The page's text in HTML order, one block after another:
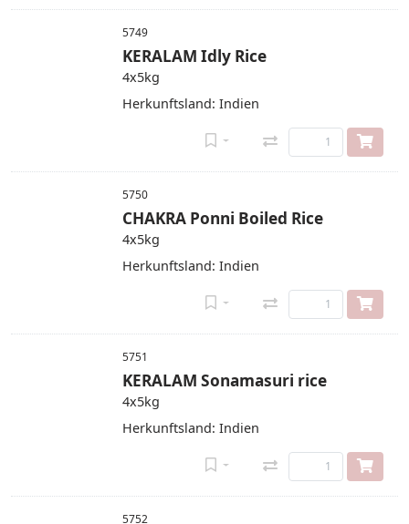
5749
KERALAM Idly Rice
4x5kg
Herkunftsland: Indien
5750
CHAKRA Ponni Boiled Rice
4x5kg
Herkunftsland: Indien
5751
KERALAM Sonamasuri rice
4x5kg
Herkunftsland: Indien
5752